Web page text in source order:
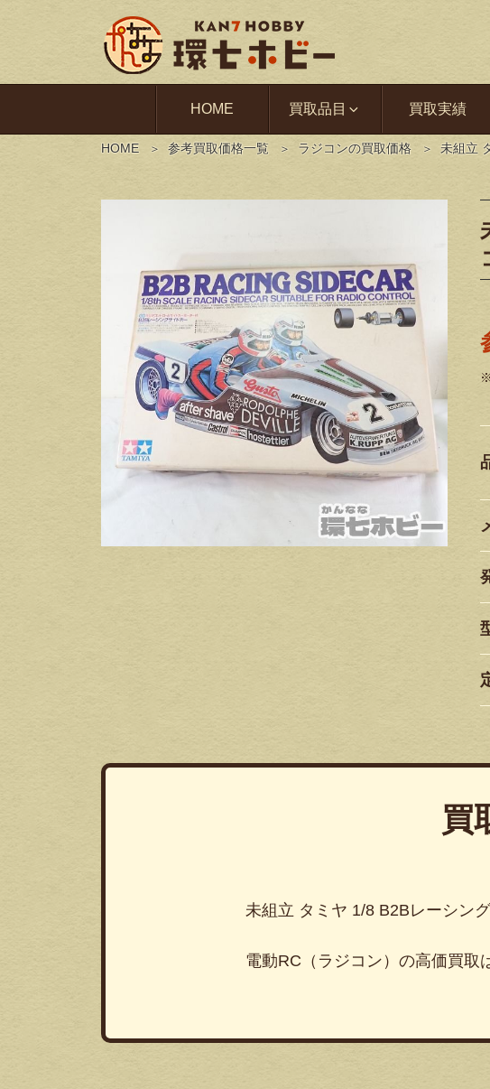
HOME 買取品目 買取実績
HOME 参考買取価格一覧 ラジコンの買取価格 未組立
買
未組立 タミヤ 1/8 B2Bレーシン
電動RC（ラジコン）の高価買取